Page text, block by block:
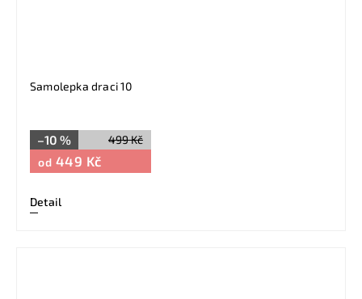
Samolepka draci 10
499 Kč
–10 %
od 449 Kč
Detail